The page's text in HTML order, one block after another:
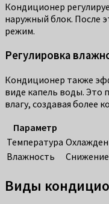
Кондиционер
наружный блок. После
режим.
Регулировка
Кондиционер также
виде капель воды. Это
влагу, создавая более
Параметр
Температура
Влажность
Виды